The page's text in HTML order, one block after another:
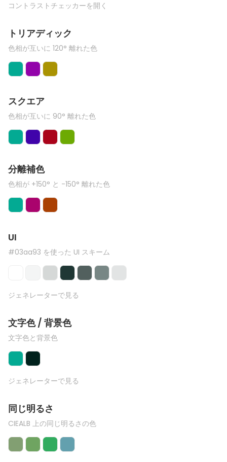
コントラストチェッカーを開く
トリアディック
色相が互いに 120° 離れた色
スクエア
色相が互いに 90° 離れた色
分離補色
色相が +150° と -150° 離れた色
UI
#03aa93 を使った UI スキーム
ジェネレーターで見る
文字色 / 背景色
文字色と背景色
ジェネレーターで見る
同じ明るさ
CIEALB 上の同じ明るさの色